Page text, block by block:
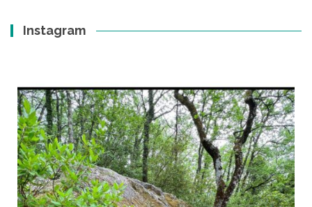
Instagram